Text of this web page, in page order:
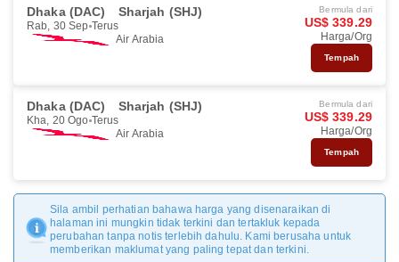
Dhaka (DAC) Sharjah (SHJ)
Rab, 30 Sep Terus
Air Arabia
Bermula dari
US$ 339.29
Harga/Org
Tempah
Dhaka (DAC) Sharjah (SHJ)
Kha, 20 Ogo Terus
Air Arabia
Bermula dari
US$ 339.29
Harga/Org
Tempah
Sila ambil perhatian bahawa harga yang disenaraikan di
halaman ini mungkin tidak terkini dan tertakluk kepada
perubahan tanpa notis terlebih dahulu. Kami berusaha untuk
memberikan maklumat yang paling tepat dan terkini.